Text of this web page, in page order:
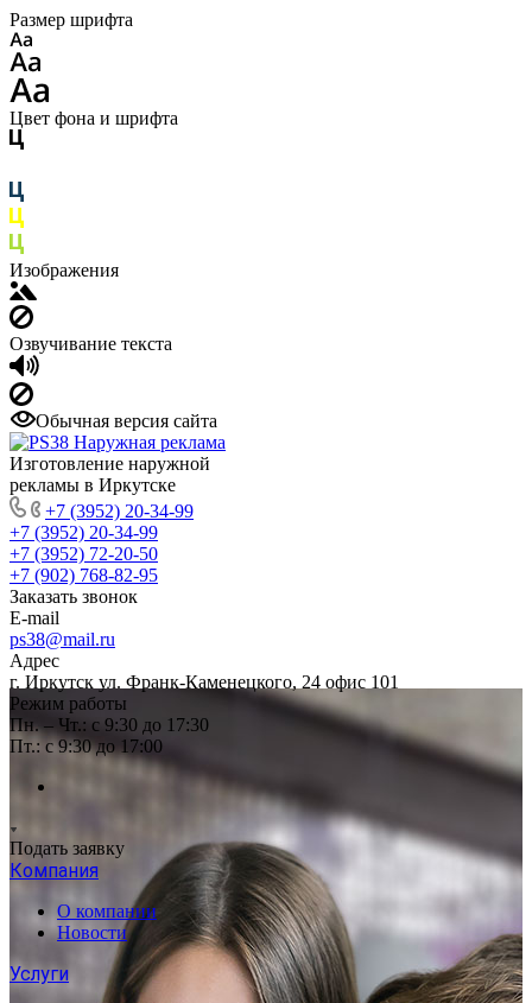
Размер шрифта
Цвет фона и шрифта
Изображения
Озвучивание текста
Обычная версия сайта
Изготовление наружной
рекламы в Иркутске
+7 (3952) 20-34-99
+7 (3952) 20-34-99
+7 (3952) 72-20-50
+7 (902) 768-82-95
Заказать звонок
E-mail
ps38@mail.ru
Адрес
г. Иркутск ул. Франк-Каменецкого, 24 офис 101
Режим работы
Пн. – Чт.: с 9:30 до 17:30
Пт.: с 9:30 до 17:00
Подать заявку
Компания
О компании
Новости
Услуги